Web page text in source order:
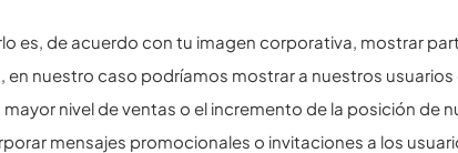
es, de acuerdo con tu imagen corporativa, mostrar
en nuestro caso podríamos mostrar a nuestros
nivel de ventas o el incremento de la posición de
mensajes promocionales o invitaciones a los